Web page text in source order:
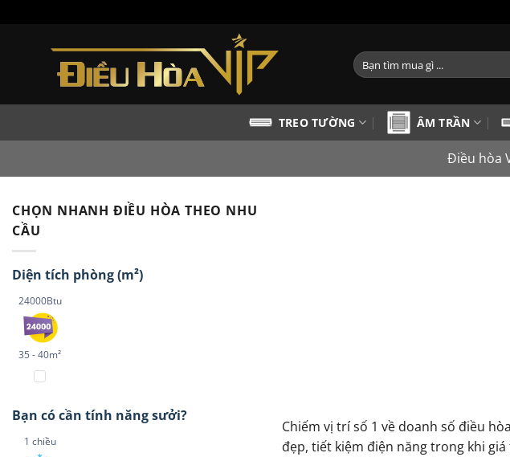
Tìm
kiếm:
TREO TƯỜNG ÂM TRẦN
Điều hòa
CHỌN NHANH ĐIỀU HÒA THEO NHU
CẦU
Diện tích phòng (m²)
24000Btu
35 - 40m²
Bạn có cần tính năng sưởi?
1 chiều
Chiếm vị trí số 1 về doanh số điều
đẹp, tiết kiệm điện năng trong khi